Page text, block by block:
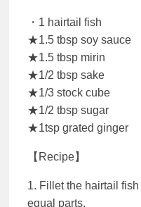
・1 hairtail fish
★1.5 tbsp soy sauce
★1.5 tbsp mirin
★1/2 tbsp sake
★1/3 stock cube
★1/2 tbsp sugar
★1tsp grated ginger
【Recipe】
1. Fillet the hairtail
equal parts.